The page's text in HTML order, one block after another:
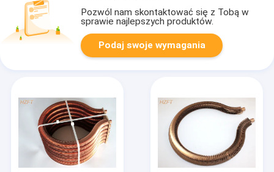
Pozwól nam skontaktować się z Tobą w
sprawie najlepszych produktów.
Podaj swoje wymagania